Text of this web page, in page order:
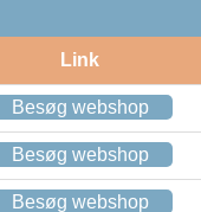
Link
Besøg webshop
Besøg webshop
Besøg webshop